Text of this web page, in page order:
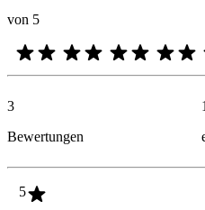
von 5
3
Bewertungen
5